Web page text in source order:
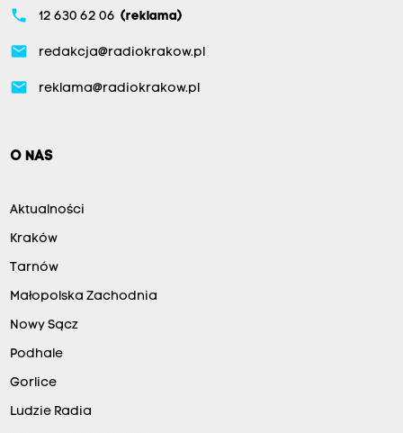
phone 12 630 62 06 (reklama)
email redakcja@radiokrakow.pl
email reklama@radiokrakow.pl
O NAS
Aktualności
Kraków
Tarnów
Małopolska Zachodnia
Nowy Sącz
Podhale
Gorlice
Ludzie Radia